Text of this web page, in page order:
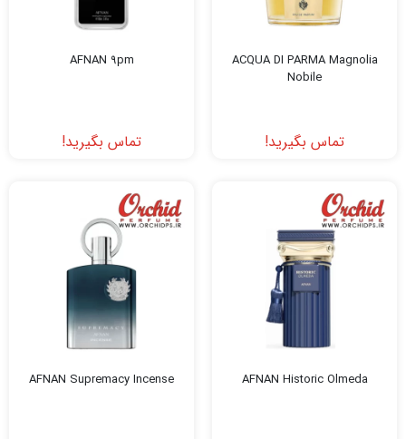
ACQUA DI PARMA Magnolia
Nobile
تماس بگیرید!
AFNAN 9pm
تماس بگیرید!
AFNAN Historic Olmeda
AFNAN Supremacy Incense